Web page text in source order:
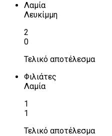
Λαμία
Λευκίμμη
2
0
Τελικό αποτέλεσμα
Φιλιάτες
Λαμία
1
1
Τελικό αποτέλεσμα